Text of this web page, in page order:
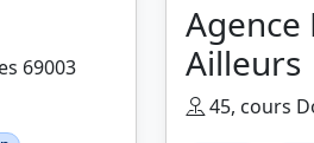
69003
Agence
Ailleurs
45, cours